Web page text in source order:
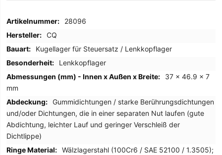
Mehr
Informationen
28096
CQ
Kugellager für Steuersatz / Lenkkopflager
Lenkkopflager
37 x 46.9 x 7
mm
Gummidichtungen / starke Berührungsdichtungen
und/oder Dichtungen, die in einer separaten Nut laufen (gute
Abdichtung, leichter Lauf und geringer Verschleiß der
Dichtlippe)
Wälzlagerstahl (100Cr6 / SAE 52100 / 1.3505);